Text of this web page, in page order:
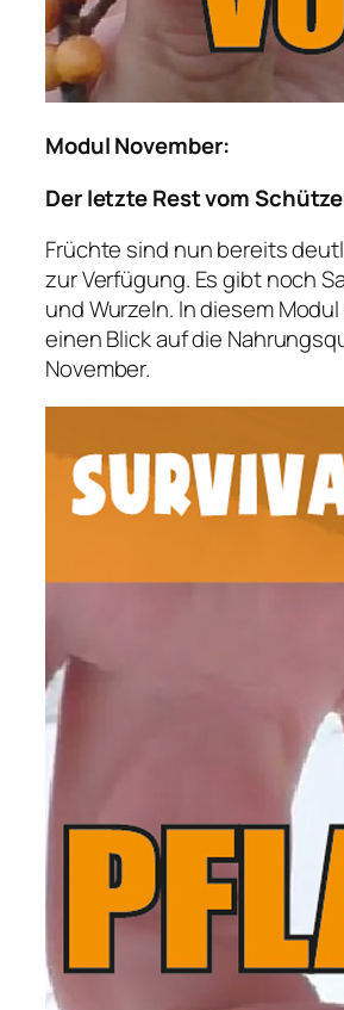
Modul November:
Der letzte Rest vom
Früchte sind nun bereits
zur Verfügung. Es gibt noch
und Wurzeln. In diesem
einen Blick auf die
November.